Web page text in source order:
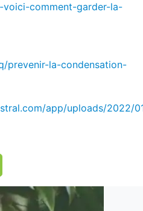
comment-garder-la-
prevenir-la-condensation-
app/uploads/2022/